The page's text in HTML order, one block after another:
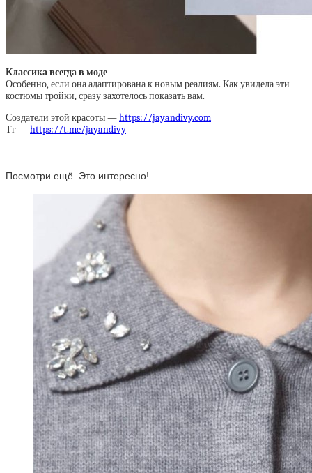
Классика всегда в моде
Особенно, если она адаптирована к новым реалиям. Как увидела эти
костюмы тройки, сразу захотелось показать вам.
Создатели этой красоты —https://jayandivy.com
Тг —https://t.me/jayandivy
Посмотри ещё. Это интересно!